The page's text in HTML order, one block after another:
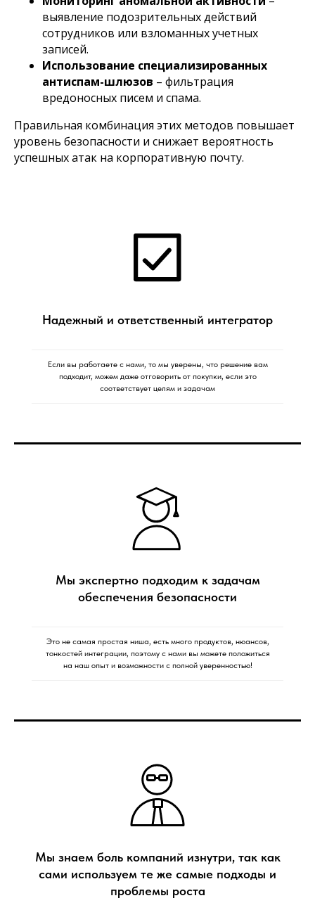
выявление подозрительных действий
сотрудников или взломанных учетных
записей.
Использование специализированных
антиспам-шлюзов – фильтрация
вредоносных писем и спама.
Правильная комбинация этих методов повышает
уровень безопасности и снижает вероятность
успешных атак на корпоративную почту.
Надежный и ответственный интегратор
Если вы работаете с нами, то мы уверены, что решение вам
подходит, можем даже отговорить от покупки, если это
соответствует целям и задачам
Мы экспертно подходим к задачам
обеспечения безопасности
Это не самая простая ниша, есть много продуктов, нюансов,
тонкостей интеграции, поэтому с нами вы можете положиться
на наш опыт и возможности с полной уверенностью!
Мы знаем боль компаний изнутри, так как
сами используем те же самые подходы и
проблемы роста